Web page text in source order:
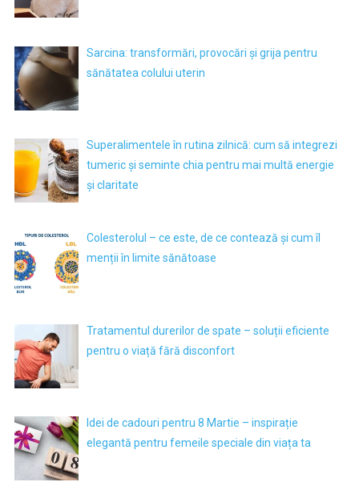
Sarcina: transformări, provocări și grija pentru
sănătatea colului uterin
Superalimentele în rutina zilnică: cum să integrezi
tumeric și seminte chia pentru mai multă energie
și claritate
Colesterolul – ce este, de ce contează și cum îl
menții în limite sănătoase
Tratamentul durerilor de spate – soluții eficiente
pentru o viață fără disconfort
Idei de cadouri pentru 8 Martie – inspirație
elegantă pentru femeile speciale din viața ta